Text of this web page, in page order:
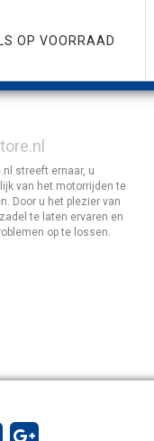
OP VOORRAAD
streeft ernaar, u
van het motorrijden te
Door u het plezier van
te laten ervaren en
op te lossen.